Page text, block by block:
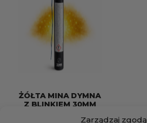
Zarządzaj zgodą
ŻÓŁTA MINA DYMNA
Z BLINKIEM 30MM